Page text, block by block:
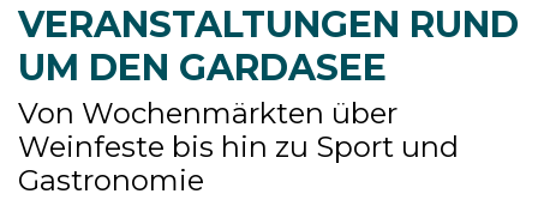
VERANSTALTUNGEN RUND
UM DEN GARDASEE
Von Wochenmärkten über
Weinfeste bis hin zu Sport und
Gastronomie